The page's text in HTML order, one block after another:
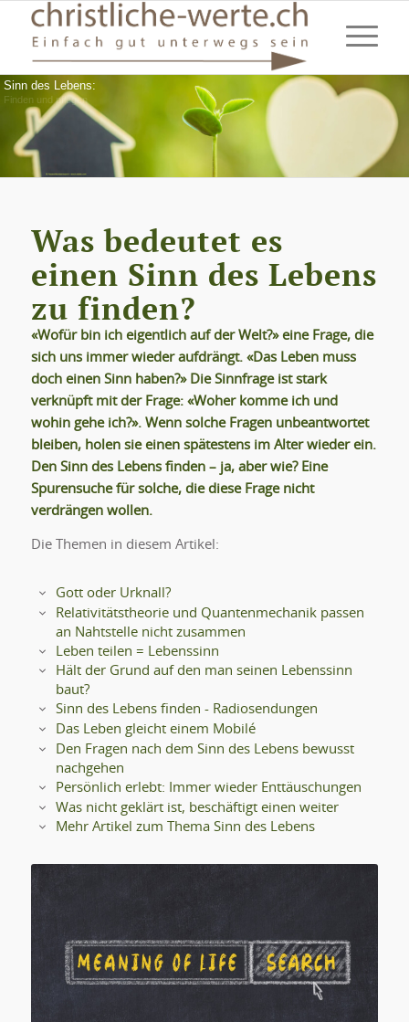
Sinn des Lebens:
Finden und pflegen
Was bedeutet es
einen Sinn des Lebens
zu finden?
«Wofür bin ich eigentlich auf der Welt?» eine Frage, die
sich uns immer wieder aufdrängt. «Das Leben muss
doch einen Sinn haben?» Die Sinnfrage ist stark
verknüpft mit der Frage: «Woher komme ich und
wohin gehe ich?». Wenn solche Fragen unbeantwortet
bleiben, holen sie einen spätestens im Alter wieder ein.
Den Sinn des Lebens finden – ja, aber wie? Eine
Spurensuche für solche, die diese Frage nicht
verdrängen wollen.
Die Themen in diesem Artikel:
Gott oder Urknall?
Relativitätstheorie und Quantenmechanik passen
an Nahtstelle nicht zusammen
Leben teilen = Lebenssinn
Hält der Grund auf den man seinen Lebenssinn
baut?
Sinn des Lebens finden - Radiosendungen
Das Leben gleicht einem Mobilé
Den Fragen nach dem Sinn des Lebens bewusst
nachgehen
Persönlich erlebt: Immer wieder Enttäuschungen
Was nicht geklärt ist, beschäftigt einen weiter
Mehr Artikel zum Thema Sinn des Lebens
Einen Lebenssinn suchen und
finden